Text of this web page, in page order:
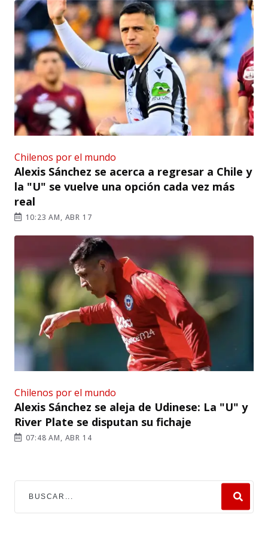
Chilenos por el mundo
Alexis Sánchez se acerca a regresar a Chile y
la "U" se vuelve una opción cada vez más
real
10:23 AM, ABR 17
Chilenos por el mundo
Alexis Sánchez se aleja de Udinese: La "U" y
River Plate se disputan su fichaje
07:48 AM, ABR 14